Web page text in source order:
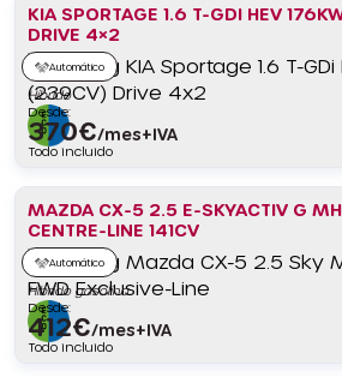
KIA SPORTAGE 1.6 T-GDI HEV
DRIVE 4×2
Automático
Híbrido
Desde:
370€/mes+IVA
Todo incluido
MAZDA CX-5 2.5 E-SKYACTIV G
CENTRE-LINE 141CV
Automático
Híbrido gasolina
Desde:
412€/mes+IVA
Todo incluido